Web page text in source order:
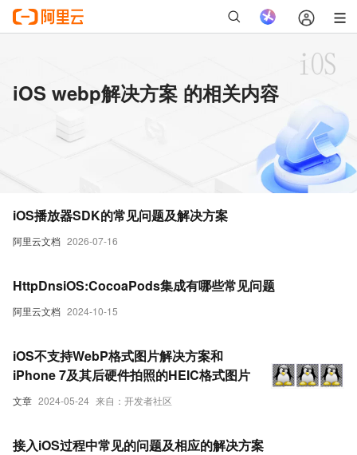
iOS webp解决方案 的相关内容
阿里云文档 2026-07-16
iOS播放器SDK的常见问题及解决方案
阿里云文档 2024-10-15
HttpDnsiOS:CocoaPods集成有哪些常见问题
文章 2024-05-24 来自：开发者社区
iOS不支持WebP格式图片解决方案和
iPhone 7及其后硬件拍照的HEIC格式图片
接入iOS过程中常见的问题及相应的解决方案